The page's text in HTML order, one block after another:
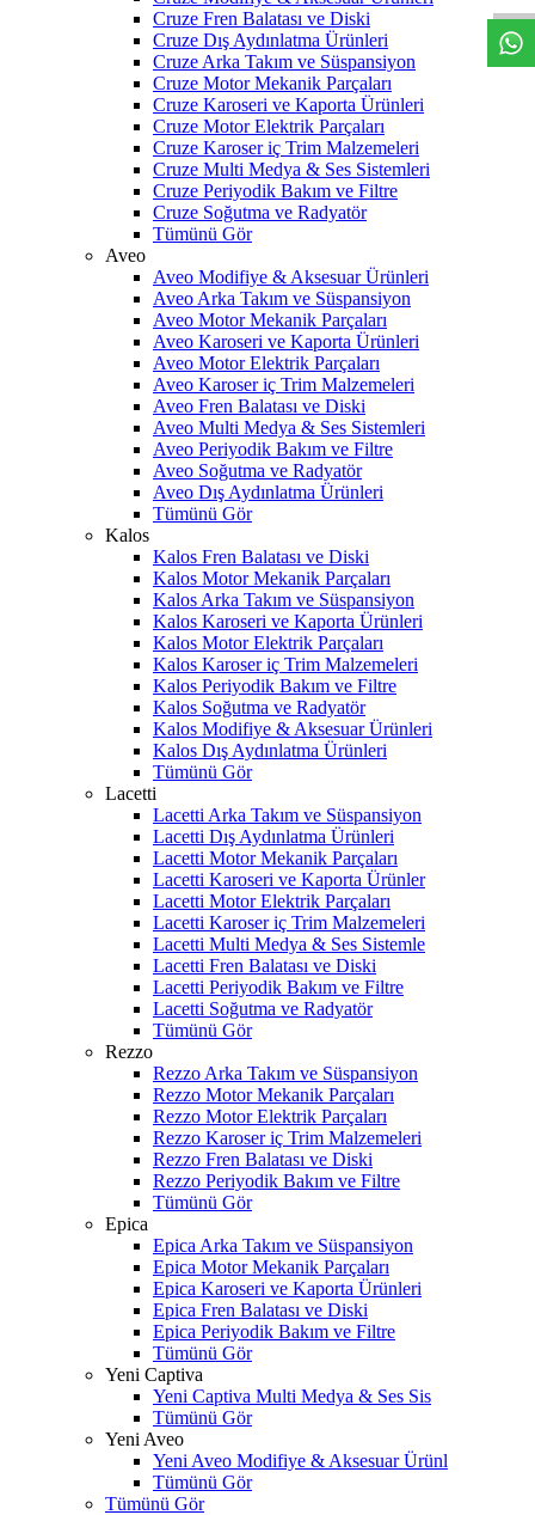
Cruze Fren Balatası ve Diski
Cruze Dış Aydınlatma Ürünleri
Cruze Arka Takım ve Süspansiyon
Cruze Motor Mekanik Parçaları
Cruze Karoseri ve Kaporta Ürünleri
Cruze Motor Elektrik Parçaları
Cruze Karoser iç Trim Malzemeleri
Cruze Multi Medya & Ses Sistemleri
Cruze Periyodik Bakım ve Filtre
Cruze Soğutma ve Radyatör
Tümünü Gör
Aveo
Aveo Modifiye & Aksesuar Ürünleri
Aveo Arka Takım ve Süspansiyon
Aveo Motor Mekanik Parçaları
Aveo Karoseri ve Kaporta Ürünleri
Aveo Motor Elektrik Parçaları
Aveo Karoser iç Trim Malzemeleri
Aveo Fren Balatası ve Diski
Aveo Multi Medya & Ses Sistemleri
Aveo Periyodik Bakım ve Filtre
Aveo Soğutma ve Radyatör
Aveo Dış Aydınlatma Ürünleri
Tümünü Gör
Kalos
Kalos Fren Balatası ve Diski
Kalos Motor Mekanik Parçaları
Kalos Arka Takım ve Süspansiyon
Kalos Karoseri ve Kaporta Ürünleri
Kalos Motor Elektrik Parçaları
Kalos Karoser iç Trim Malzemeleri
Kalos Periyodik Bakım ve Filtre
Kalos Soğutma ve Radyatör
Kalos Modifiye & Aksesuar Ürünleri
Kalos Dış Aydınlatma Ürünleri
Tümünü Gör
Lacetti
Lacetti Arka Takım ve Süspansiyon
Lacetti Dış Aydınlatma Ürünleri
Lacetti Motor Mekanik Parçaları
Lacetti Karoseri ve Kaporta Ürünler
Lacetti Motor Elektrik Parçaları
Lacetti Karoser iç Trim Malzemeleri
Lacetti Multi Medya & Ses Sistemle
Lacetti Fren Balatası ve Diski
Lacetti Periyodik Bakım ve Filtre
Lacetti Soğutma ve Radyatör
Tümünü Gör
Rezzo
Rezzo Arka Takım ve Süspansiyon
Rezzo Motor Mekanik Parçaları
Rezzo Motor Elektrik Parçaları
Rezzo Karoser iç Trim Malzemeleri
Rezzo Fren Balatası ve Diski
Rezzo Periyodik Bakım ve Filtre
Tümünü Gör
Epica
Epica Arka Takım ve Süspansiyon
Epica Motor Mekanik Parçaları
Epica Karoseri ve Kaporta Ürünleri
Epica Fren Balatası ve Diski
Epica Periyodik Bakım ve Filtre
Tümünü Gör
Yeni Captiva
Yeni Captiva Multi Medya & Ses Sis
Tümünü Gör
Yeni Aveo
Yeni Aveo Modifiye & Aksesuar Ürünl
Tümünü Gör
Tümünü Gör